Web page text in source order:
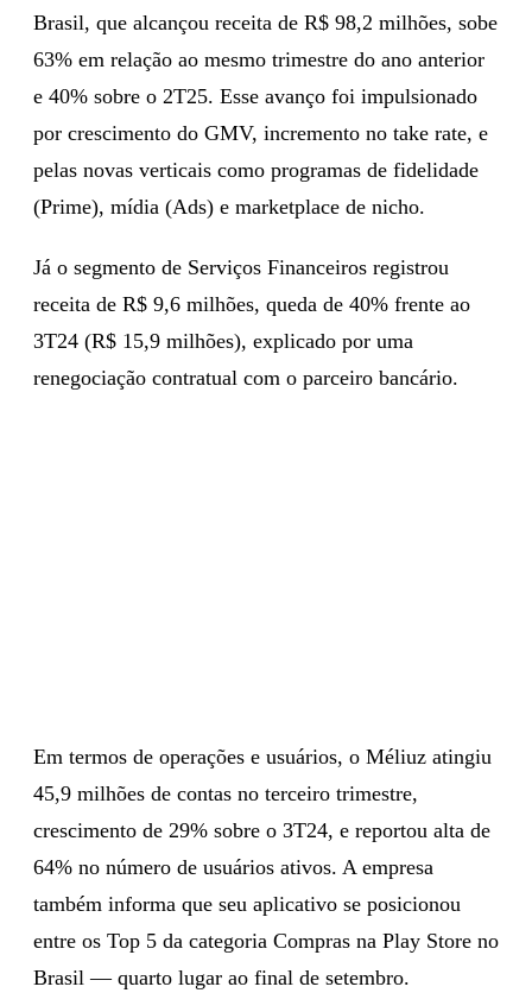
Brasil, que alcançou receita de R$ 98,2 milhões, sobe
63% em relação ao mesmo trimestre do ano anterior
e 40% sobre o 2T25. Esse avanço foi impulsionado
por crescimento do GMV, incremento no take rate, e
pelas novas verticais como programas de fidelidade
(Prime), mídia (Ads) e marketplace de nicho.
Já o segmento de Serviços Financeiros registrou
receita de R$ 9,6 milhões, queda de 40% frente ao
3T24 (R$ 15,9 milhões), explicado por uma
renegociação contratual com o parceiro bancário.
Em termos de operações e usuários, o Méliuz atingiu
45,9 milhões de contas no terceiro trimestre,
crescimento de 29% sobre o 3T24, e reportou alta de
64% no número de usuários ativos. A empresa
também informa que seu aplicativo se posicionou
entre os Top 5 da categoria Compras na Play Store no
Brasil — quarto lugar ao final de setembro.